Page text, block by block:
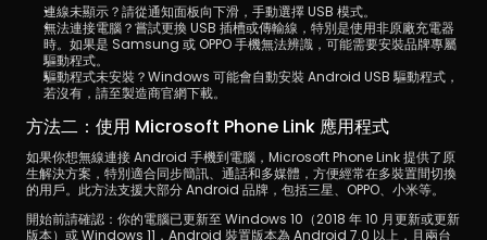
連線未顯示？請從通知面板向下滑，手動選擇 USB 模式。
無法連接電腦？嘗試更換 USB 插槽或傳輸線，特別是使用非原廠充電器
時。如果是 Samsung 或 OPPO 手機無法辨識，可能需要安裝品牌專屬
驅動程式。
驅動程式未安裝？Windows 可能會自動安裝 Android USB 驅動程式，
若沒有，請至製造商官網下載。
方法二：使用 Microsoft Phone Link 應用程式
如果你想無線連接 Android 手機到電腦，Microsoft Phone Link 提供了原
生解決方案，特別適合同步簡訊、通話和多媒體，方便經常在多裝置間切換
的用戶。此方法支援大部分 Android 品牌，包括三星、OPPO、小米等。
開始前請確認：你的電腦已更新至 Windows 10（2018 年 10 月更新或更新
版本）或 Windows 11，Android 裝置版本為 Android 7.0 以上，且兩台